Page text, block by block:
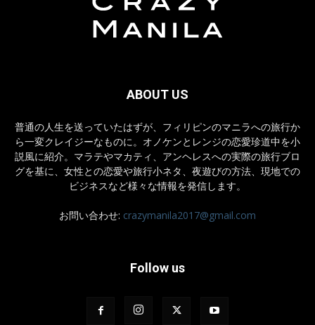
ABOUT US
普通の人生を送っていたはずが、フィリピンのマニラへの旅行か
ら一変クレイジーなものに。オノケンとレンジの恋愛珍道中を小
説風に紹介。マラテやマカティ、アンヘレスへの実際の旅行ブロ
グを基に、女性との恋愛や旅行小ネタ、夜遊びの方法、現地での
ビジネスなど様々な情報を発信します。
お問い合わせ: crazymanila2017@gmail.com
Follow us